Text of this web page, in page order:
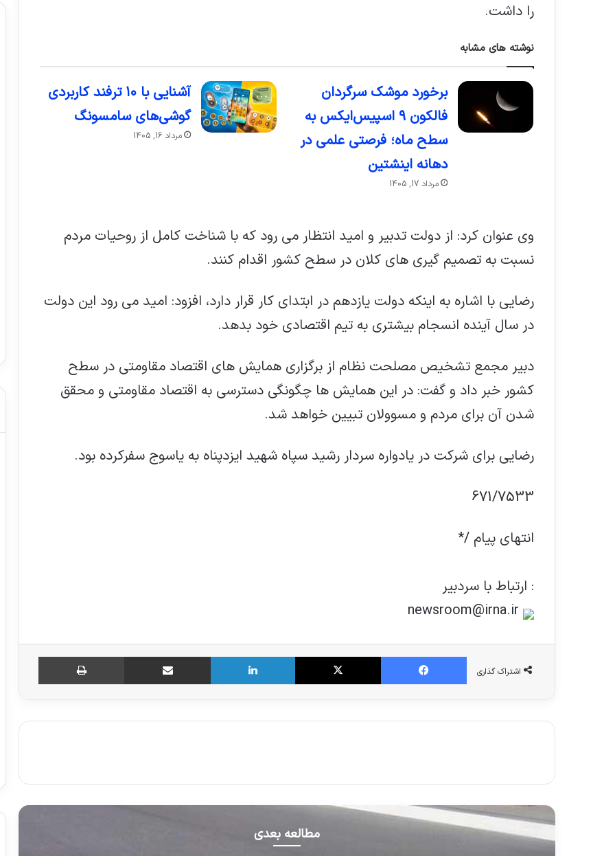
را داشت.
نوشته های مشابه
برخورد موشک سرگردان
فالکون ۹ اسپیس‌ایکس به
سطح ماه؛ فرصتی علمی در
دهانه اینشتین
مرداد 17, 1405
آشنایی با ۱۰ ترفند کاربردی
گوشی‌های سامسونگ
مرداد 16, 1405
وی عنوان کرد: از دولت تدبیر و امید انتظار می رود که با شناخت کامل از روحیات مردم
نسبت به تصمیم گیری های کلان در سطح کشور اقدام کنند.
رضایی با اشاره به اینکه دولت یازدهم در ابتدای کار قرار دارد، افزود: امید می رود این دولت
در سال آینده انسجام بیشتری به تیم اقتصادی خود بدهد.
دبیر مجمع تشخیص مصلحت نظام از برگزاری همایش های اقتصاد مقاومتی در سطح
کشور خبر داد و گفت: در این همایش ها چگونگی دسترسی به اقتصاد مقاومتی و محقق
شدن آن برای مردم و مسوولان تبیین خواهد شد.
رضایی برای شرکت در یادواره سردار رشید سپاه شهید ایزدپناه به یاسوج سفرکرده بود.
671/7533
انتهای پیام /*
: ارتباط با سردبير
اشتراک گذاری
فیس بوک X لینکدین اشتراک گذاری از طریق ایمیل
مطالعه بعدی